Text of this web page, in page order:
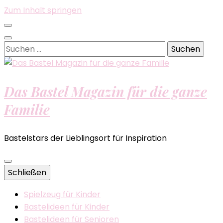
Zum Inhalt springen
Suchen
nach:
Das Bastel Magazin für die ganze
Familie
Bastelstars der Lieblingsort für Inspiration
Schließen
Spielzeug für Kinder
Bastelideen für Kinder
Bastelideen für Senioren